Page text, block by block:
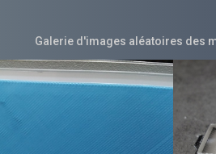
Galerie d'images aléatoires des